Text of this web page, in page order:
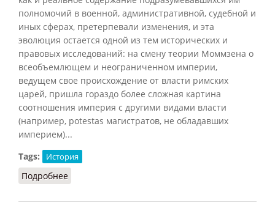
полномочий в военной, административной, судебной и
иных сферах, претерпевали изменения, и эта
эволюция остается одной из тем исторических и
правовых исследований: на смену теории Моммзена о
всеобъемлющем и неограниченном империи,
ведущем свое происхождение от власти римских
царей, пришла гораздо более сложная картина
соотношения империя с другими видами власти
(например, potestas магистратов, не обладавших
империем)...
Tags:
История
Подробнее